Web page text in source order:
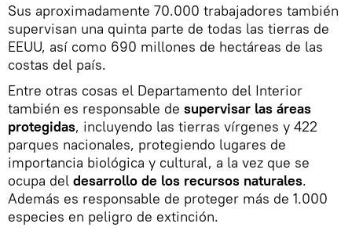
Sus aproximadamente 70.000 trabajadores también
supervisan una quinta parte de todas las tierras de
EEUU, así como 690 millones de hectáreas de las
costas del país.
Entre otras cosas el Departamento del Interior
también es responsable de supervisar las áreas
protegidas, incluyendo las tierras vírgenes y 422
parques nacionales, protegiendo lugares de
importancia biológica y cultural, a la vez que se
ocupa del desarrollo de los recursos naturales.
Además es responsable de proteger más de 1.000
especies en peligro de extinción.